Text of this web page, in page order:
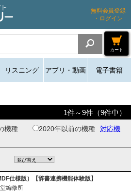
無料会員登録
・ログイン
カート
リスニング アプリ・動画 電子書籍
1件～9件（9件中）
機種 2020年以前の機種
対応機
仕様版）【辞書連携機能体験版】
編修所